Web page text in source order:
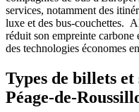
services, notamment des
luxe et des bus-couchettes.
réduit son empreinte carbone
des technologies économes
Types de billets
Péage-de-